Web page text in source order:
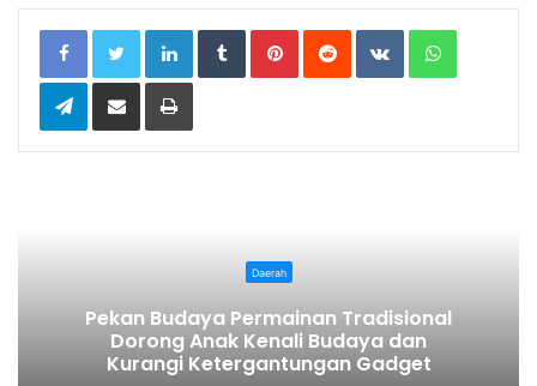
LinkedIn Tumblr Pinterest Reddit VKontakte
Telegram Print
Daerah
Pekan Budaya Permainan Tradisional
Dorong Anak Kenali Budaya dan
Kurangi Ketergantungan Gadget